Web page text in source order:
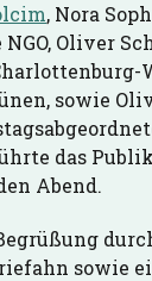
, Nora
Oliver
sowie
das
Abend.
sowie